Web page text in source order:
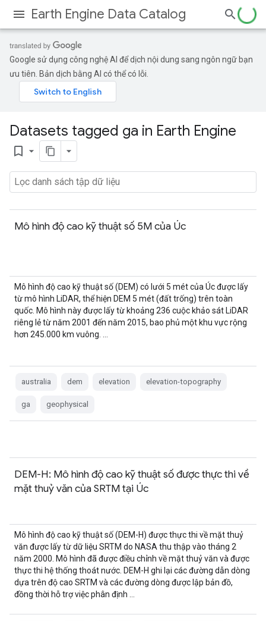
Earth Engine Data Catalog
Google sử dụng công nghệ AI để dịch nội dung sang ngôn ngữ bạn
ưu tiên. Bản dịch bằng AI có thể có lỗi.
Datasets tagged ga in Earth Engine
bookmark_border
Mô hình độ cao kỹ thuật số 5M của Úc
Mô hình độ cao kỹ thuật số (DEM) có lưới 5 mét của Úc được lấy
từ mô hình LiDAR, thể hiện DEM 5 mét (đất trống) trên toàn
quốc. Mô hình này được lấy từ khoảng 236 cuộc khảo sát LiDAR
riêng lẻ từ năm 2001 đến năm 2015, bao phủ một khu vực rộng
hơn 245.000 km vuông. …
australia dem elevation elevation-topography
ga geophysical
DEM-H: Mô hình độ cao kỹ thuật số được thực thi về
mặt thuỷ văn của SRTM tại Úc
Mô hình độ cao kỹ thuật số (DEM-H) được thực thi về mặt thuỷ
văn được lấy từ dữ liệu SRTM do NASA thu thập vào tháng 2
năm 2000. Mô hình đã được điều chỉnh về mặt thuỷ văn và được
thực thi hệ thống thoát nước. DEM-H ghi lại các đường dẫn dòng
dựa trên độ cao SRTM và các đường dòng được lập bản đồ,
đồng thời hỗ trợ việc phân định …